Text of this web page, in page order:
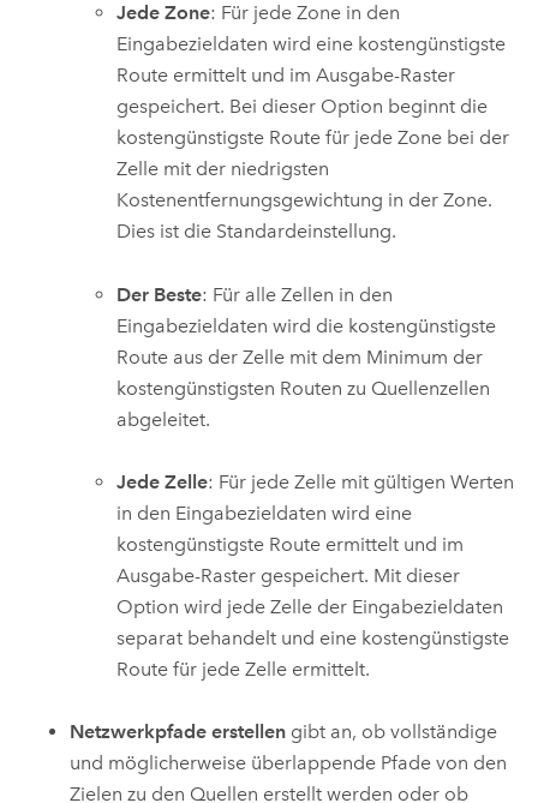
Jede Zone: Für jede Zone in den
Eingabezieldaten wird eine kostengünstigste
Route ermittelt und im Ausgabe-Raster
gespeichert. Bei dieser Option beginnt die
kostengünstigste Route für jede Zone bei der
Zelle mit der niedrigsten
Kostenentfernungsgewichtung in der Zone.
Dies ist die Standardeinstellung.
Der Beste: Für alle Zellen in den
Eingabezieldaten wird die kostengünstigste
Route aus der Zelle mit dem Minimum der
kostengünstigsten Routen zu Quellenzellen
abgeleitet.
Jede Zelle: Für jede Zelle mit gültigen Werten
in den Eingabezieldaten wird eine
kostengünstigste Route ermittelt und im
Ausgabe-Raster gespeichert. Mit dieser
Option wird jede Zelle der Eingabezieldaten
separat behandelt und eine kostengünstigste
Route für jede Zelle ermittelt.
Netzwerkpfade erstellen gibt an, ob vollständige
und möglicherweise überlappende Pfade von den
Zielen zu den Quellen erstellt werden oder ob